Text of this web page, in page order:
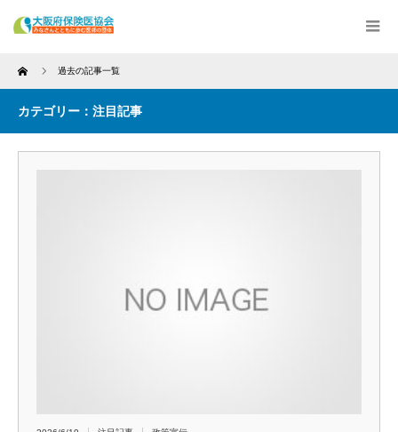
Home 過去の記事一覧
カテゴリー：注目記事